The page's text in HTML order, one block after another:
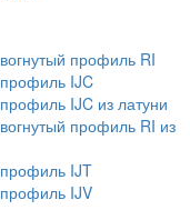
профиль RI
IJC
IJC из латуни
профиль RI из
IJT
IJV